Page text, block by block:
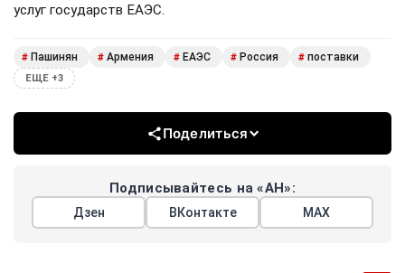
услуг государств ЕАЭС.
# Пашинян # Армения # ЕАЭС # Россия # поставки
ЕЩЕ +3
Поделиться
Подписывайтесь на «АН»:
Дзен ВКонтакте МАХ